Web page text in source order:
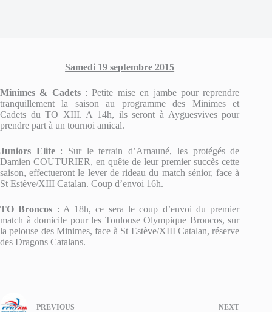
Samedi 19 septembre 2015
Minimes & Cadets : Petite mise en jambe pour reprendre
tranquillement la saison au programme des Minimes et
Cadets du TO XIII. A 14h, ils seront à Ayguesvives pour
prendre part à un tournoi amical.
Juniors Elite: Sur le terrain d’Arnauné, les protégés de
Damien COUTURIER, en quête de leur premier succès cette
saison, effectueront le lever de rideau du match sénior, face à
St Estève/XIII Catalan. Coup d’envoi 16h.
TO Broncos : A 18h, ce sera le coup d’envoi du premier
match à domicile pour les Toulouse Olympique Broncos, sur
la pelouse des Minimes, face à St Estève/XIII Catalan, réserve
des Dragons Catalans.
PREVIOUS NEXT